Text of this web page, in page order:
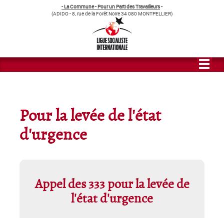
- La Commune - Pour un Parti des Travailleurs-
(ADIDO - 8, rue de la Forêt Noire 34 080 MONTPELLIER)
Pour la levée de l'état
d'urgence
Appel des 333 pour la levée de
l'état d'urgence